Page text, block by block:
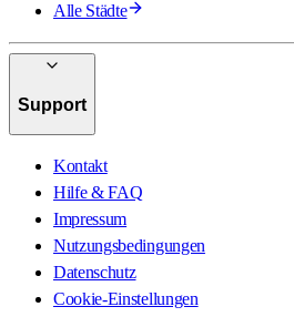
Alle Städte
Support
Kontakt
Hilfe & FAQ
Impressum
Nutzungsbedingungen
Datenschutz
Cookie-Einstellungen